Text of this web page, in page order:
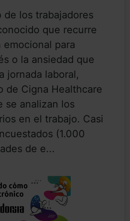
de los trabajadores
que recurre
emocional para
o la ansiedad que
jornada laboral,
de Cigna Healthcare
se analizan los
en el trabajo. Casi
(1.000
de e...